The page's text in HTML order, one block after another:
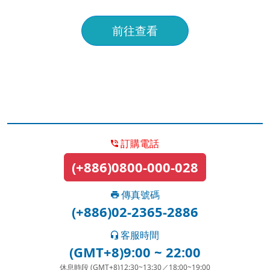
前往查看
訂購電話
(+886)0800-000-028
傳真號碼
(+886)02-2365-2886
客服時間
(GMT+8)9:00 ~ 22:00
休息時段 (GMT+8)12:30~13:30／18:00~19:00